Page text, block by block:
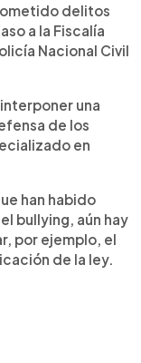
delitos
a la Fiscalía
Nacional Civil
una
de los
en
han habido
bullying, aún hay
por ejemplo, el
de la ley.